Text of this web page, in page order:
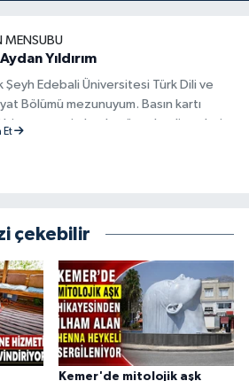
MENSUBU
Yıldırım
Şeyh Edebali Üniversitesi Türk Dili ve
Bölümü mezunuyum. Basın kartı
bir gazeteci olarak, güncel gelişmeleri
ve tarafsız bilgilerle buluşturmayı
Habercilik anlayışımda etik
ürettiğim içeriklerle kamuoyuna
sağla
Et
çekebilir
Kemer'de mitolojik aşk